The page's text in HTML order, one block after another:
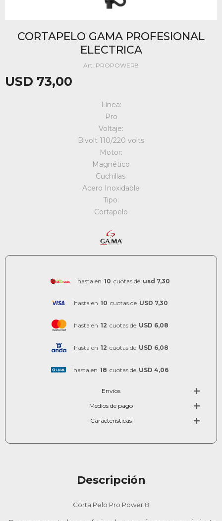
CORTAPELO GAMA PROFESIONAL
ELECTRICA
PROPOWER8
USD 73,00
Línea:
Pro
Voltaje:
Bivolt 110/220 volts
Motor:
Magnético
Cuchillas:
Acero Inoxidable
Tipo:
Cortapelo
hasta en 10 cuotas de usd 7,30
hasta en 10 cuotas de USD 7,30
hasta en 12 cuotas de USD 6,08
hasta en 12 cuotas de USD 6,08
hasta en 18 cuotas de USD 4,06
Envíos
Medios de pago
Características
Descripción
Corta Pelo Pro Power 8